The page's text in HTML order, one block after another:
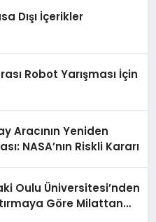
Dışı İçerikler
Robot Yarışması İçin
Aracının Yeniden
NASA’nın Riskli Kararı
Oulu Üniversitesi’nden
Göre Milattan